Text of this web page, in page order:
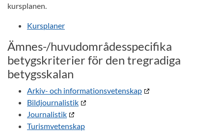
kursplanen.
Kursplaner
Ämnes-/huvudområdesspecifika
betygskriterier för den tregradiga
betygsskalan
Arkiv- och informationsvetenskap
Bildjournalistik
Journalistik
Turismvetenskap